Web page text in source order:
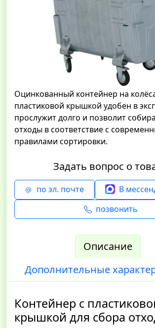
Оцинкованный контейнер на
пластиковой крышкой удобен в
прослужит долго и позволит
отходы в соответствие с
правилами сортировки.
Задать вопрос о
по эл. почте
В
позвонить
Описание
Дополнительные
Контейнер с
крышкой для сбора